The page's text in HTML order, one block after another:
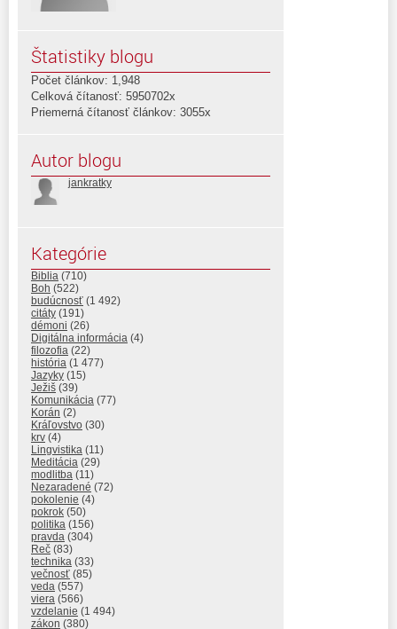
Štatistiky blogu
Počet článkov: 1,948
Celková čítanosť: 5950702x
Priemerná čítanosť článkov: 3055x
Autor blogu
jankratky
Kategórie
Biblia (710)
Boh (522)
budúcnosť (1 492)
citáty (191)
démoni (26)
Digitálna informácia (4)
filozofia (22)
história (1 477)
Jazyky (15)
Ježiš (39)
Komunikácia (77)
Korán (2)
Kráľovstvo (30)
krv (4)
Lingvistika (11)
Meditácia (29)
modlitba (11)
Nezaradené (72)
pokolenie (4)
pokrok (50)
politika (156)
pravda (304)
Reč (83)
technika (33)
večnosť (85)
veda (557)
viera (566)
vzdelanie (1 494)
zákon (380)